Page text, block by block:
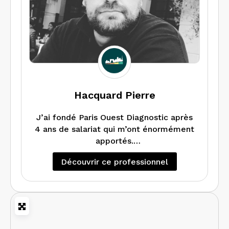
Hacquard Pierre
J’ai fondé Paris Ouest Diagnostic après
4 ans de salariat qui m’ont énormément
apportés.
L’idée est de pousser l’expérience
client de plus en plus en loin.
Découvrir ce professionnel